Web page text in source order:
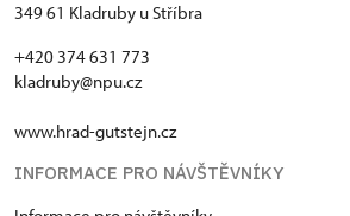
349 61 Kladruby u Stříbra
+420 374 631 773
kladruby@npu.cz
www.hrad-gutstejn.cz
INFORMACE PRO NÁVŠTĚVNÍKY